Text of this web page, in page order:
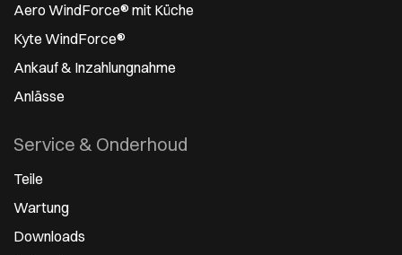
Aero WindForce® mit Küche
Kyte WindForce®
Ankauf & Inzahlungnahme
Anlässe
Service & Onderhoud
Teile
Wartung
Downloads